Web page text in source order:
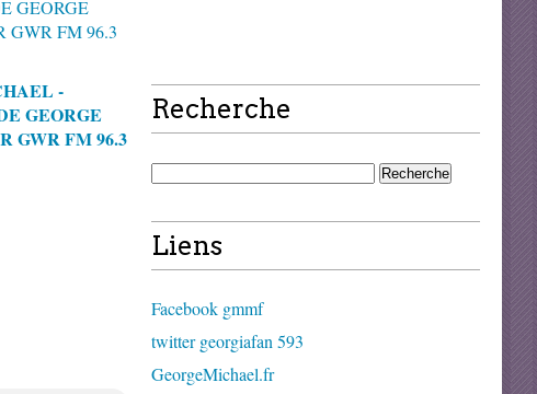
-
GEORGE
GWR FM 96.3
Recherche
Liens
Facebook gmmf
twitter georgiafan 593
GeorgeMichael.fr